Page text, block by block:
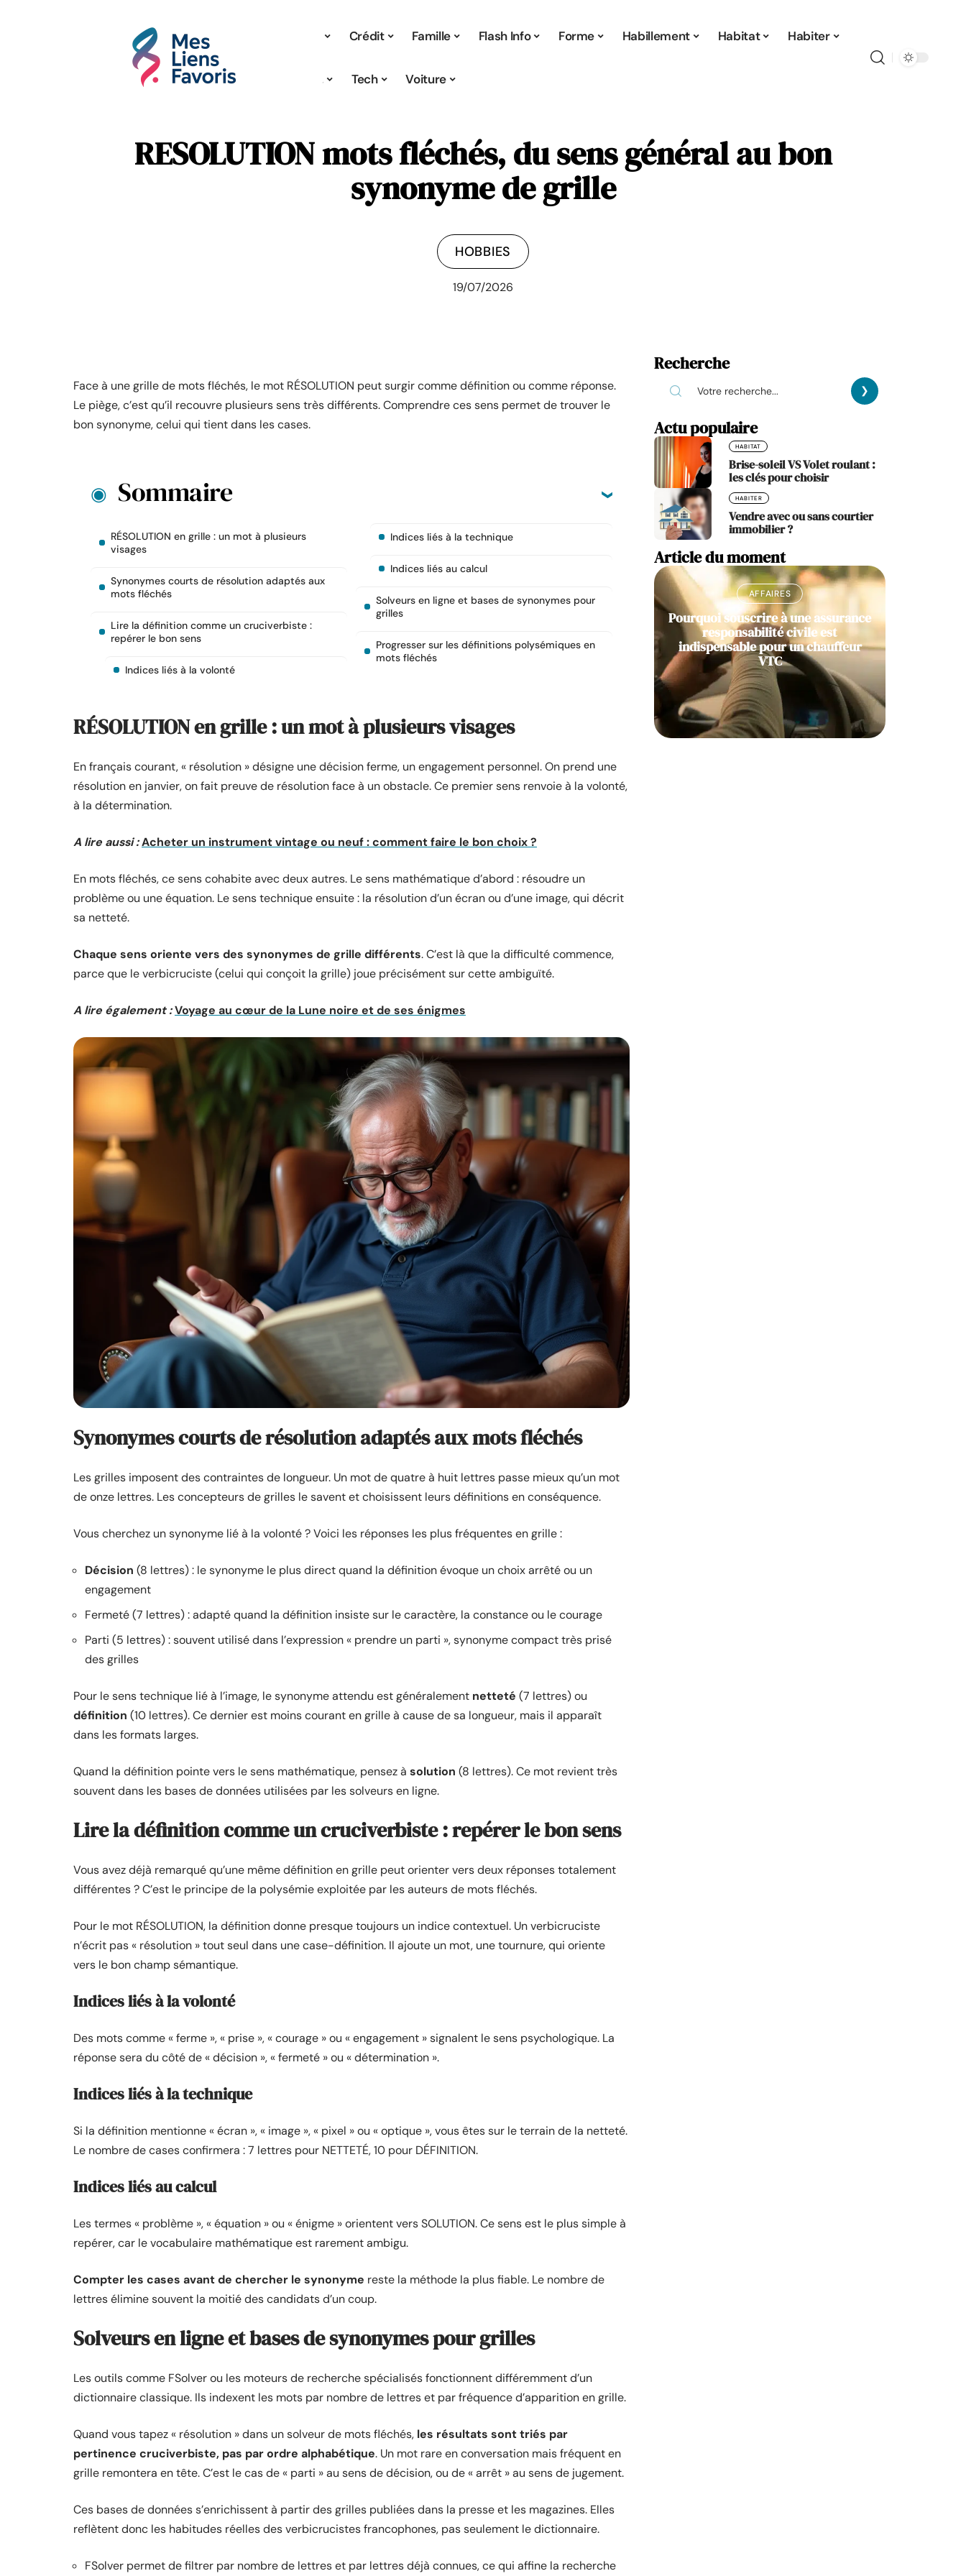
Crédit Famille Flash Info Forme Habillement Habitat Habiter
Hobbies Tech Voiture
RESOLUTION mots fléchés, du sens général au bon
synonyme de grille
HOBBIES
19/07/2026
Face à une grille de mots fléchés, le mot RÉSOLUTION peut surgir comme définition ou comme réponse.
Le piège, c’est qu’il recouvre plusieurs sens très différents. Comprendre ces sens permet de trouver le
bon synonyme, celui qui tient dans les cases.
Sommaire
RÉSOLUTION en grille : un mot à plusieurs
visages
Synonymes courts de résolution adaptés aux
mots fléchés
Lire la définition comme un cruciverbiste :
repérer le bon sens
Indices liés à la volonté
Indices liés à la technique
Indices liés au calcul
Solveurs en ligne et bases de synonymes pour
grilles
Progresser sur les définitions polysémiques en
mots fléchés
RÉSOLUTION en grille : un mot à plusieurs visages
En français courant, « résolution » désigne une décision ferme, un engagement personnel. On prend une
résolution en janvier, on fait preuve de résolution face à un obstacle. Ce premier sens renvoie à la volonté,
à la détermination.
A lire aussi :Acheter un instrument vintage ou neuf : comment faire le bon choix ?
En mots fléchés, ce sens cohabite avec deux autres. Le sens mathématique d’abord : résoudre un
problème ou une équation. Le sens technique ensuite : la résolution d’un écran ou d’une image, qui décrit
sa netteté.
Chaque sens oriente vers des synonymes de grille différents. C’est là que la difficulté commence,
parce que le verbicruciste (celui qui conçoit la grille) joue précisément sur cette ambiguïté.
A lire également :Voyage au cœur de la Lune noire et de ses énigmes
Synonymes courts de résolution adaptés aux mots fléchés
Les grilles imposent des contraintes de longueur. Un mot de quatre à huit lettres passe mieux qu’un mot
de onze lettres. Les concepteurs de grilles le savent et choisissent leurs définitions en conséquence.
Vous cherchez un synonyme lié à la volonté ? Voici les réponses les plus fréquentes en grille :
Décision (8 lettres) : le synonyme le plus direct quand la définition évoque un choix arrêté ou un
engagement
Fermeté (7 lettres) : adapté quand la définition insiste sur le caractère, la constance ou le courage
Parti (5 lettres) : souvent utilisé dans l’expression « prendre un parti », synonyme compact très prisé
des grilles
Pour le sens technique lié à l’image, le synonyme attendu est généralement netteté (7 lettres) ou
définition (10 lettres). Ce dernier est moins courant en grille à cause de sa longueur, mais il apparaît
dans les formats larges.
Quand la définition pointe vers le sens mathématique, pensez à solution (8 lettres). Ce mot revient très
souvent dans les bases de données utilisées par les solveurs en ligne.
Lire la définition comme un cruciverbiste : repérer le bon sens
Vous avez déjà remarqué qu’une même définition en grille peut orienter vers deux réponses totalement
différentes ? C’est le principe de la polysémie exploitée par les auteurs de mots fléchés.
Pour le mot RÉSOLUTION, la définition donne presque toujours un indice contextuel. Un verbicruciste
n’écrit pas « résolution » tout seul dans une case-définition. Il ajoute un mot, une tournure, qui oriente
vers le bon champ sémantique.
Indices liés à la volonté
Des mots comme « ferme », « prise », « courage » ou « engagement » signalent le sens psychologique. La
réponse sera du côté de « décision », « fermeté » ou « détermination ».
Indices liés à la technique
Si la définition mentionne « écran », « image », « pixel » ou « optique », vous êtes sur le terrain de la netteté.
Le nombre de cases confirmera : 7 lettres pour NETTETÉ, 10 pour DÉFINITION.
Indices liés au calcul
Les termes « problème », « équation » ou « énigme » orientent vers SOLUTION. Ce sens est le plus simple à
repérer, car le vocabulaire mathématique est rarement ambigu.
Compter les cases avant de chercher le synonyme reste la méthode la plus fiable. Le nombre de
lettres élimine souvent la moitié des candidats d’un coup.
Solveurs en ligne et bases de synonymes pour grilles
Les outils comme FSolver ou les moteurs de recherche spécialisés fonctionnent différemment d’un
dictionnaire classique. Ils indexent les mots par nombre de lettres et par fréquence d’apparition en grille.
Quand vous tapez « résolution » dans un solveur de mots fléchés, les résultats sont triés par
pertinence cruciverbiste, pas par ordre alphabétique. Un mot rare en conversation mais fréquent en
grille remontera en tête. C’est le cas de « parti » au sens de décision, ou de « arrêt » au sens de jugement.
Ces bases de données s’enrichissent à partir des grilles publiées dans la presse et les magazines. Elles
reflètent donc les habitudes réelles des verbicrucistes francophones, pas seulement le dictionnaire.
FSolver permet de filtrer par nombre de lettres et par lettres déjà connues, ce qui affine la recherche
Recherche
Actu populaire
HABITAT
Brise-soleil VS Volet roulant :
les clés pour choisir
HABITER
Vendre avec ou sans courtier
immobilier ?
Article du moment
AFFAIRES
Pourquoi souscrire à une assurance
responsabilité civile est
indispensable pour un chauffeur
VTC